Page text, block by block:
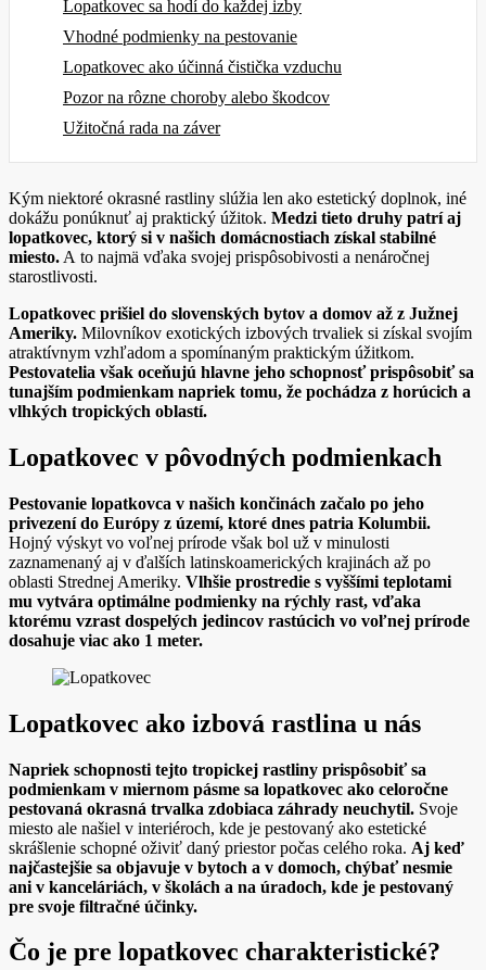
Lopatkovec sa hodí do každej izby
Vhodné podmienky na pestovanie
Lopatkovec ako účinná čistička vzduchu
Pozor na rôzne choroby alebo škodcov
Užitočná rada na záver
Kým niektoré okrasné rastliny slúžia len ako estetický doplnok, iné
dokážu ponúknuť aj praktický úžitok. Medzi tieto druhy patrí aj
lopatkovec, ktorý si v našich domácnostiach získal stabilné
miesto. A to najmä vďaka svojej prispôsobivosti a nenáročnej
starostlivosti.
Lopatkovec prišiel do slovenských bytov a domov až z Južnej
Ameriky. Milovníkov exotických izbových trvaliek si získal svojím
atraktívnym vzhľadom a spomínaným praktickým úžitkom.
Pestovatelia však oceňujú hlavne jeho schopnosť prispôsobiť sa
tunajším podmienkam napriek tomu, že pochádza z horúcich a
vlhkých tropických oblastí.
Lopatkovec v pôvodných podmienkach
Pestovanie lopatkovca v našich končinách začalo po jeho
privezení do Európy z území, ktoré dnes patria Kolumbii.
Hojný výskyt vo voľnej prírode však bol už v minulosti
zaznamenaný aj v ďalších latinskoamerických krajinách až po
oblasti Strednej Ameriky. Vlhšie prostredie s vyššími teplotami
mu vytvára optimálne podmienky na rýchly rast, vďaka
ktorému vzrast dospelých jedincov rastúcich vo voľnej prírode
dosahuje viac ako 1 meter.
Lopatkovec ako izbová rastlina u nás
Napriek schopnosti tejto tropickej rastliny prispôsobiť sa
podmienkam v miernom pásme sa lopatkovec ako celoročne
pestovaná okrasná trvalka zdobiaca záhrady neuchytil. Svoje
miesto ale našiel v interiéroch, kde je pestovaný ako estetické
skrášlenie schopné oživiť daný priestor počas celého roka. Aj keď
najčastejšie sa objavuje v bytoch a v domoch, chýbať nesmie
ani v kanceláriách, v školách a na úradoch, kde je pestovaný
pre svoje filtračné účinky.
Čo je pre lopatkovec charakteristické?